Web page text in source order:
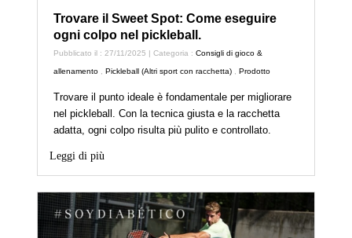
Trovare il Sweet Spot: Come eseguire
ogni colpo nel pickleball.
Pubblicato il : 27/11/2025 | Categoria :Consigli di gioco &
allenamento ,Pickleball (Altri sport con racchetta) ,Prodotto
Trovare il punto ideale è fondamentale per migliorare
nel pickleball. Con la tecnica giusta e la racchetta
adatta, ogni colpo risulta più pulito e controllato.
Leggi di più